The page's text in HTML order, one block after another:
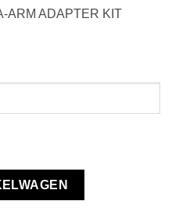
ARM ADAPTER KIT